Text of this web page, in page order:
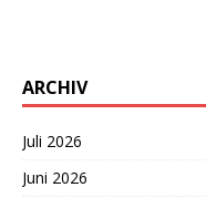
ARCHIV
Juli 2026
Juni 2026